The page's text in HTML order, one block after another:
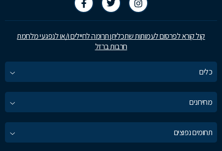
קול קורא לפרסום לעמותות שתכליתן תרומה לחיילים ו/או לנפגעי מלחמת
חרבות ברזל
כלים
מחירונים
תחומים נפוצים